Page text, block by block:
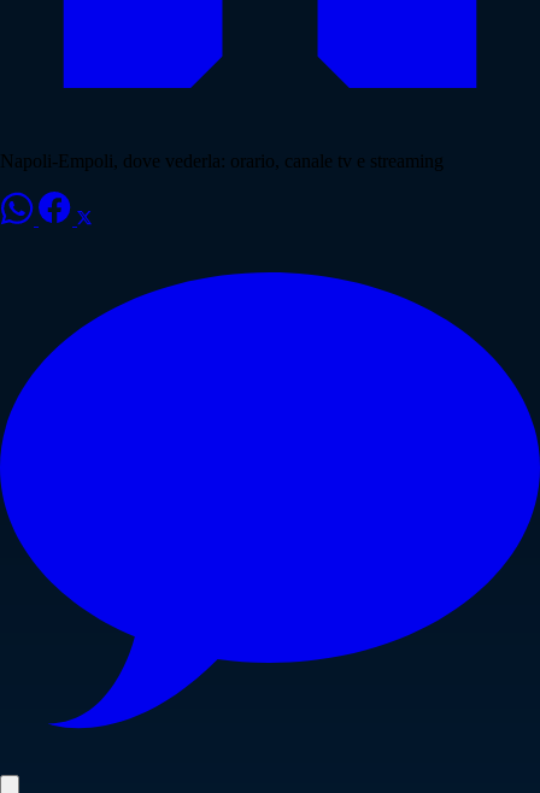
Napoli-Empoli, dove vederla: orario, canale tv e streaming